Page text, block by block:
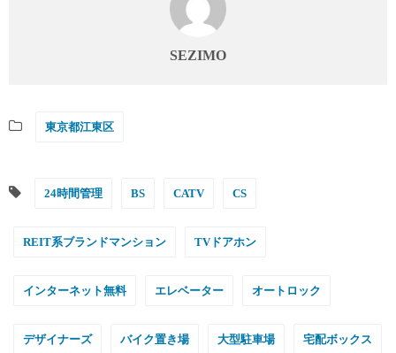
SEZIMO
東京都江東区
24時間管理 BS CATV CS
REIT系ブランドマンション TVドアホン
インターネット無料 エレベーター オートロック
デザイナーズ バイク置き場 大型駐車場 宅配ボックス